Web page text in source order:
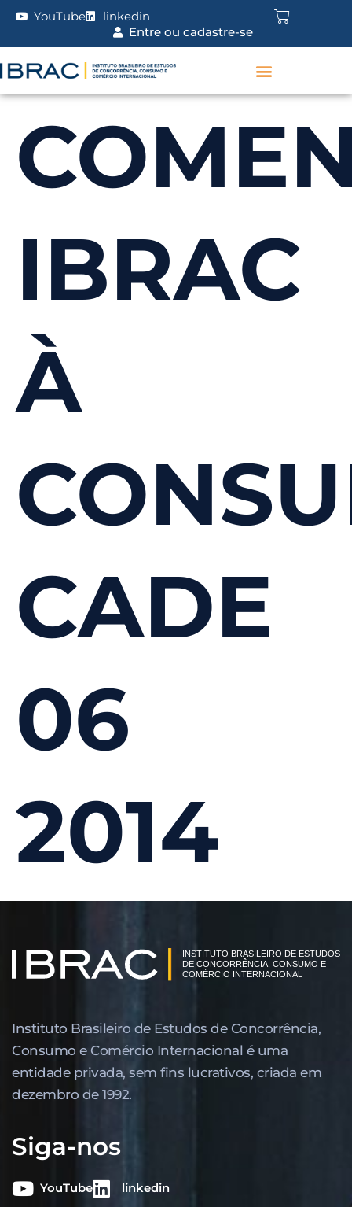
YouTube
linkedin
Entre ou cadastre-se
IBRAC
À
CADE
06
2014
Instituto Brasileiro de Estudos de Concor­rência,
Consumo e Comércio Internacional é uma
entidade privada, sem fins lucrativos, criada em
dezembro de 1992.
Siga-nos
YouTube linkedin